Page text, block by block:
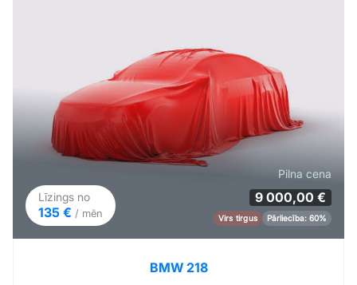
Līzings no
135 € / mēn
Pilna cena
9 000,00 €
Virs tirgus Pārliecība: 60%
BMW 218